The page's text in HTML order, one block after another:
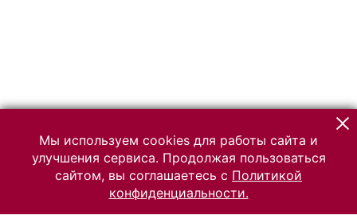
Мы используем cookies для работы сайта и
улучшения сервиса. Продолжая пользоваться
сайтом, вы соглашаетесь с Политикой
конфиденциальности.